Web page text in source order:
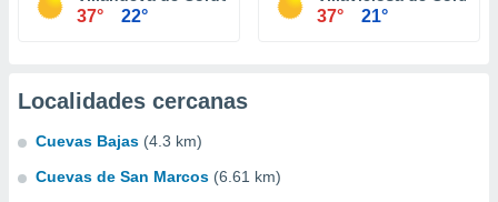
37° 22° 37° 21°
Localidades cercanas
Cuevas Bajas (4.3 km)
Cuevas de San Marcos (6.61 km)